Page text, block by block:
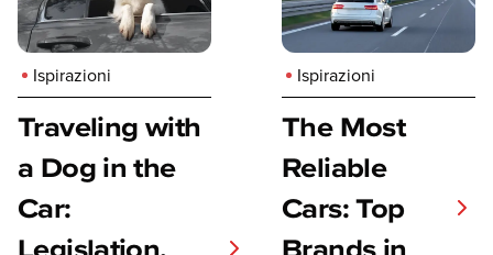
Ispirazioni
Traveling with
a Dog in the
Car:
Ispirazioni
The Most
Reliable
Cars: Top